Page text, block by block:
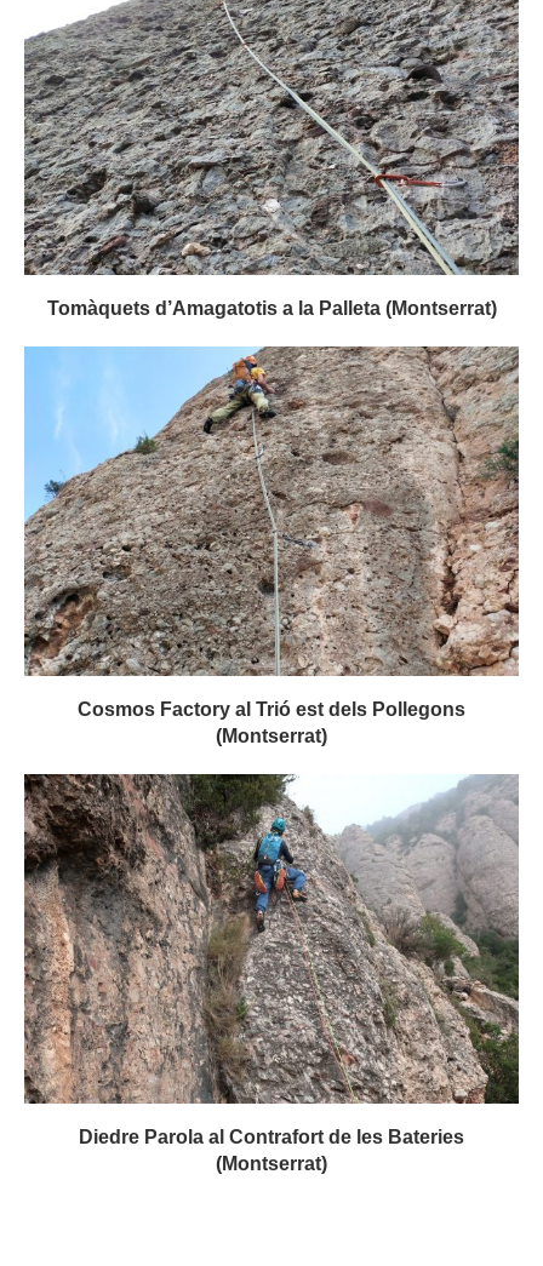
Tomàquets d’Amagatotis a la Palleta (Montserrat)
Cosmos Factory al Trió est dels Pollegons
(Montserrat)
Diedre Parola al Contrafort de les Bateries
(Montserrat)